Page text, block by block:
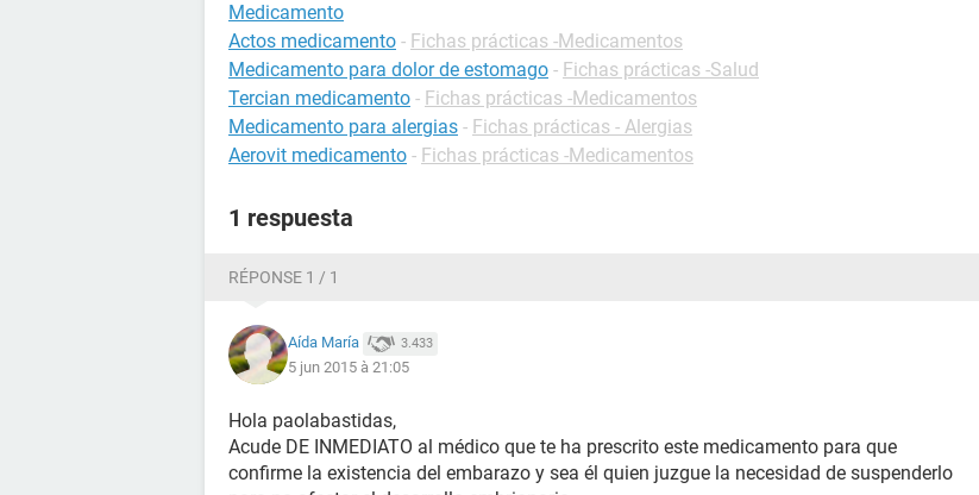
Medicamento
Actos medicamento - Fichas prácticas -Medicamentos
Medicamento para dolor de estomago - Fichas prácticas -Salud
Tercian medicamento - Fichas prácticas -Medicamentos
Medicamento para alergias - Fichas prácticas - Alergias
Aerovit medicamento - Fichas prácticas -Medicamentos
1 respuesta
RÉPONSE 1 / 1
Aída María 3.433
5 jun 2015 à 21:05
Hola paolabastidas,
Acude DE INMEDIATO al médico que te ha prescrito este medicamento para que
confirme la existencia del embarazo y sea él quien juzgue la necesidad de suspenderlo